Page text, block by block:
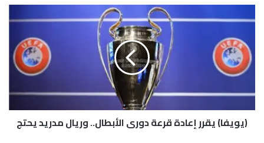
ع
ه
د
ة
ي
ف
ي
ق
(يويفا) يقرر إعادة قرعة دوري الأبطال.. وريال مدريد يحتج